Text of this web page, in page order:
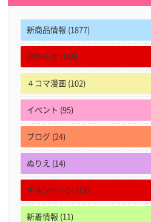
新商品情報 (1877)
お知らせ (168)
４コマ漫画 (102)
イベント (95)
ブログ (24)
ぬりえ (14)
キャンペーン (13)
新着情報 (11)